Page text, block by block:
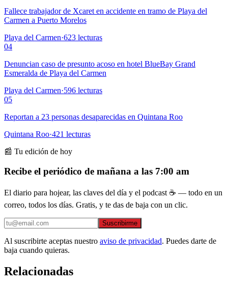
Fallece trabajador de Xcaret en accidente en tramo de Playa del
Carmen a Puerto Morelos
Playa del Carmen·623 lecturas
04
Denuncian caso de presunto acoso en hotel BlueBay Grand
Esmeralda de Playa del Carmen
Playa del Carmen·596 lecturas
05
Reportan a 23 personas desaparecidas en Quintana Roo
Quintana Roo·421 lecturas
📰 Tu edición de hoy
Recibe el periódico de mañana a las 7:00 am
El diario para hojear, las claves del día y el podcast ☕ — todo en un
correo, todos los días. Gratis, y te das de baja con un clic.
Suscribirme
Al suscribirte aceptas nuestro aviso de privacidad. Puedes darte de
baja cuando quieras.
Relacionadas